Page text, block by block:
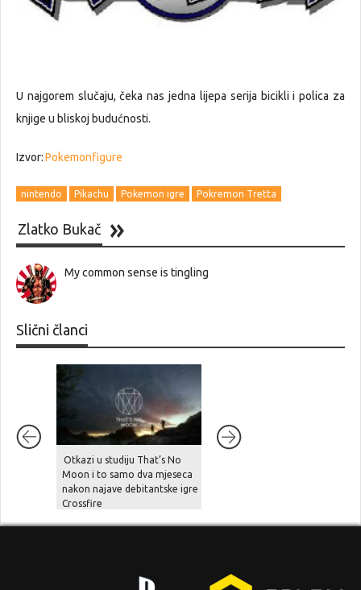
U najgorem slučaju, čeka nas jedna lijepa serija bicikli i polica za
knjige u bliskoj budućnosti.
Izvor:Pokemonfigure
nintendo Pikachu Pokemon igre Pokremon Tretta
Zlatko Bukač
My common sense is tingling
Slični članci
Otkazi u studiju That’s No
Moon i to samo dva mjeseca
nakon najave debitantske igre
Crossfire